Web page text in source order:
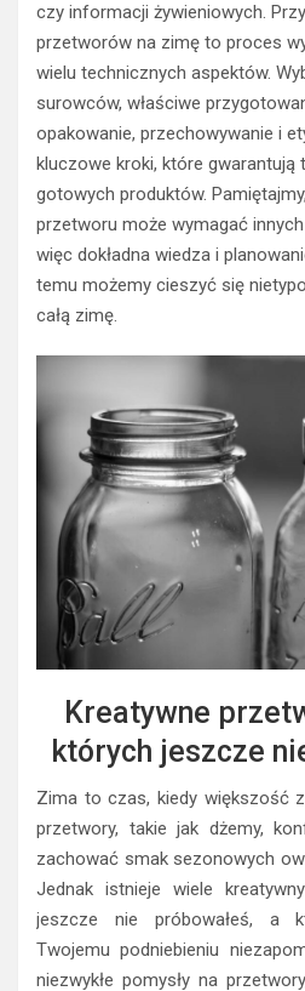
czy informacji żywieniowych.
przetworów na zimę to proces
wielu technicznych aspektów.
surowców, właściwe
opakowanie, przechowywanie i
kluczowe kroki, które gwarantują
gotowych produktów.
przetworu może wymagać
więc dokładna wiedza i
temu możemy cieszyć się
całą zimę.
Kreatywne
których jeszcze
Zima to czas, kiedy większość
przetwory, takie jak dżemy,
zachować smak sezonowych
Jednak istnieje wiele
jeszcze nie próbowałeś, a
Twojemu podniebieniu
niezwykłe pomysły na